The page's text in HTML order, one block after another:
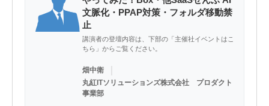
文脈化・PPAP対策・フォルダ移動禁
止
講演者の登壇内容は、下部の「主催社イベントはこ
ちら」からご覧ください。
畑中衛
丸紅ITソリューションズ株式会社 プロダクト
事業部